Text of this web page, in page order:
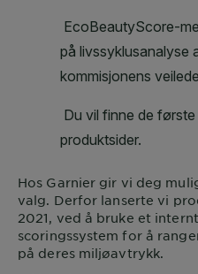
Hos Garnier gir vi deg
valg. Derfor lanserte vi
2021, ved å bruke et
scoringssystem for å
på deres miljøavtrykk.